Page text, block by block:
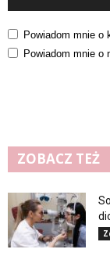
Powiadom mnie o
Powiadom mnie o
ZOBACZ TEŻ